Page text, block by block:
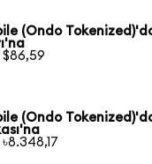
(Ondo
$86,59
(Ondo